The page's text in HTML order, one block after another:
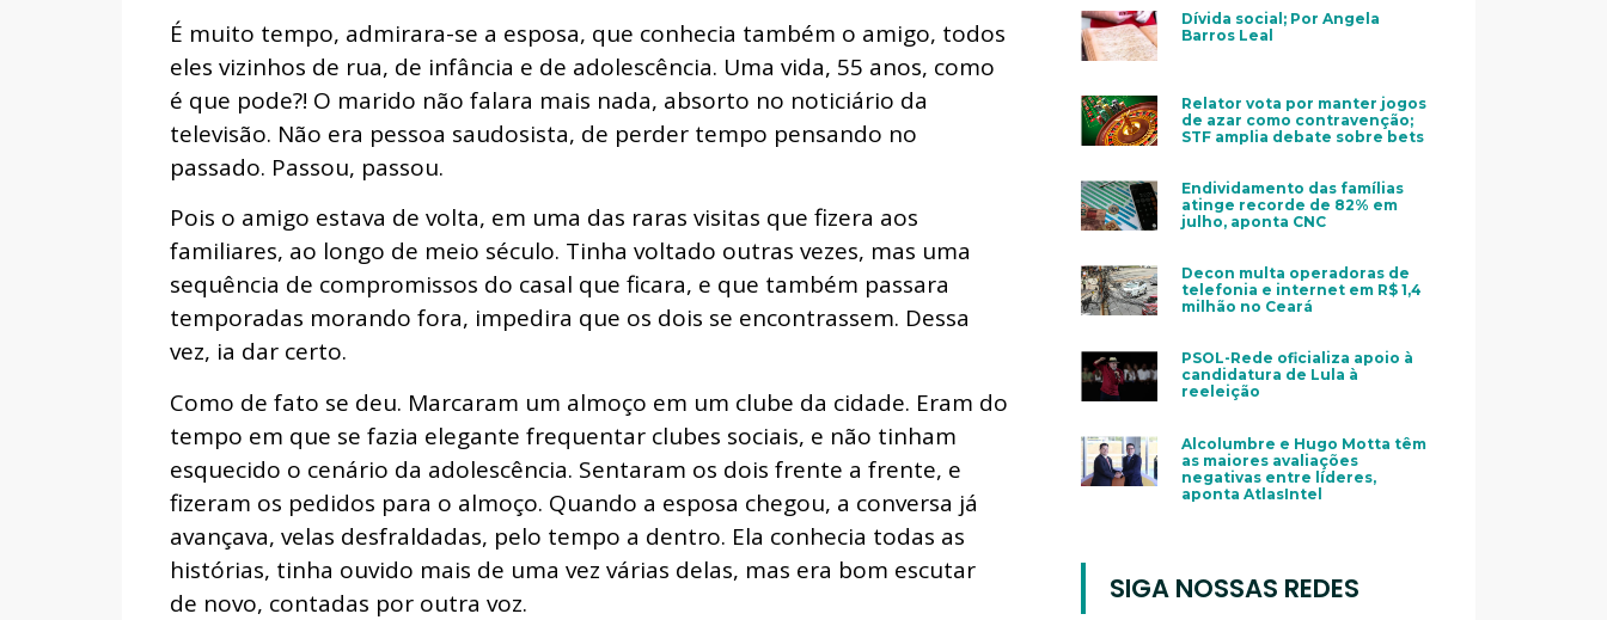
É muito tempo, admirara-se a esposa, que conhecia também o amigo, todos
eles vizinhos de rua, de infância e de adolescência. Uma vida, 55 anos, como
é que pode?! O marido não falara mais nada, absorto no noticiário da
televisão. Não era pessoa saudosista, de perder tempo pensando no
passado. Passou, passou.
Pois o amigo estava de volta, em uma das raras visitas que fizera aos
familiares, ao longo de meio século. Tinha voltado outras vezes, mas uma
sequência de compromissos do casal que ficara, e que também passara
temporadas morando fora, impedira que os dois se encontrassem. Dessa
vez, ia dar certo.
Como de fato se deu. Marcaram um almoço em um clube da cidade. Eram do
tempo em que se fazia elegante frequentar clubes sociais, e não tinham
esquecido o cenário da adolescência. Sentaram os dois frente a frente, e
fizeram os pedidos para o almoço. Quando a esposa chegou, a conversa já
avançava, velas desfraldadas, pelo tempo a dentro. Ela conhecia todas as
histórias, tinha ouvido mais de uma vez várias delas, mas era bom escutar
de novo, contadas por outra voz.
Dívida social; Por Angela
Barros Leal
Relator vota por manter jogos
de azar como contravenção;
STF amplia debate sobre bets
Endividamento das famílias
atinge recorde de 82% em
julho, aponta CNC
Decon multa operadoras de
telefonia e internet em R$ 1,4
milhão no Ceará
PSOL-Rede oficializa apoio à
candidatura de Lula à
reeleição
Alcolumbre e Hugo Motta têm
as maiores avaliações
negativas entre líderes,
aponta AtlasIntel
SIGA NOSSAS REDES